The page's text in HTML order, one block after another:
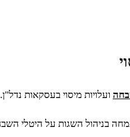
ועלויות מיסוי בעסקאות
מקרקעין וכלכלן בעל ניסיון של מעל 10